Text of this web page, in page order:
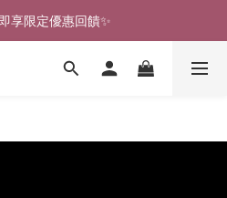
門市🤗歡迎蒞臨試穿🎉
享限定優惠回饋✨
門市🤗歡迎蒞臨試穿🎉